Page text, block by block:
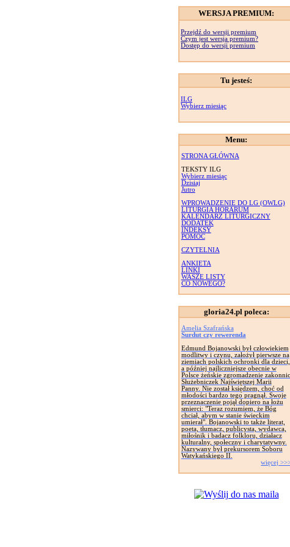
WERSJA PREMIUM:
Przejdź do wersji premium
Czym jest wersja premium?
Dostęp do wersji premium
Tu jesteś:
ILG
Wybierz miesiąc
Menu:
STRONA GŁÓWNA
TEKSTY ILG
Wybierz miesiąc
Dzisiaj
Jutro
WPROWADZENIE DO LG (OWLG)
LITURGIA HORARUM
KALENDARZ LITURGICZNY
DODATEK
INDEKSY
POMOC
CZYTELNIA
ANKIETA
LINKI
WASZE LISTY
CO NOWEGO?
gloria24.pl poleca:
Amelia Szafrańska
Surdut czy rewerenda
Edmund Bojanowski był człowiekiem
modlitwy i czynu, założył pierwsze na
ziemiach polskich ochronki dla dzieci,
a później najliczniejsze obecnie w
Polsce żeńskie zgromadzenie zakonnic
Służebniczek Najświętszej Marii
Panny. Nie został księdzem, choć od
młodości bardzo tego pragnął. Swoje
przeznaczenie pojął dopiero na łożu
smierci: "Teraz rozumiem, że Bóg
chciał, abym w stanie świeckim
umierał". Bojanowski to także literat,
poeta, tłumacz, publicysta, wydawca,
miłośnik i badacz folkloru, działacz
kulturalny, społeczny i charytatywny.
Nazywany był prekursorem Soboru
Watykańskiego II.
więcej